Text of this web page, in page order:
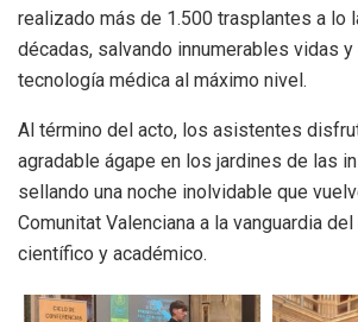
realizado más de 1.500 trasplantes a lo
décadas, salvando innumerables vidas
tecnología médica al máximo nivel.
Al término del acto, los asistentes
agradable ágape en los jardines de las
sellando una noche inolvidable que
Comunitat Valenciana a la vanguardia
científico y académico.